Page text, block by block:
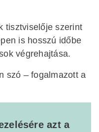
tisztviselője szerint
is hosszú időbe
végrehajtása.
szó – fogalmazott a
azt a